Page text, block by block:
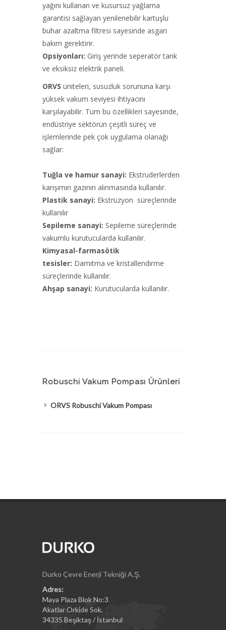
yağını kullanan ve kusursuz yağlama
garantisi sağlayan yenilenebilir kartuşlu
buhar azaltma filtresi sayesinde asgari
bakım gerektirir.
Opsiyonları: Giriş yerinde seperatör tank
ve eksiksiz elektrik paneli.
ORVS üniteleri, susuzluk sorununa karşı
yüksek vakum seviyesi ihtiyacını
karşılayabilir. Tüm bu özellikleri sayesinde,
endüstriye sektörün çeşitli süreç ve
işlemlerinde pek çok uygulama olanağı
sağlar:
Tuğla ve hamur sanayi: Ekstruderlerden
karışımın gazının alınmasında kullanılır.
Plastik sanayi: Ekstrüzyon süreçlerinde
kullanılır
Sepileme sanayi: Sepileme süreçlerinde
vakumlu kurutucularda kullanılır.
Kimyasal-farmasötik
tesisler: Damıtma ve kristallendirme
süreçlerinde kullanılır.
Ahşap sanayi: Kurutucularda kullanılır.
Robuschi Vakum Pompası Ürünleri
ORVS Robuschi Vakum Pompası
Durko Çevre Enerji Tekniği A.Ş.
Adres:
Maya Plaza Blok No:3
Akatlar Orkide Sok.
34335 Beşiktaş / İstanbul